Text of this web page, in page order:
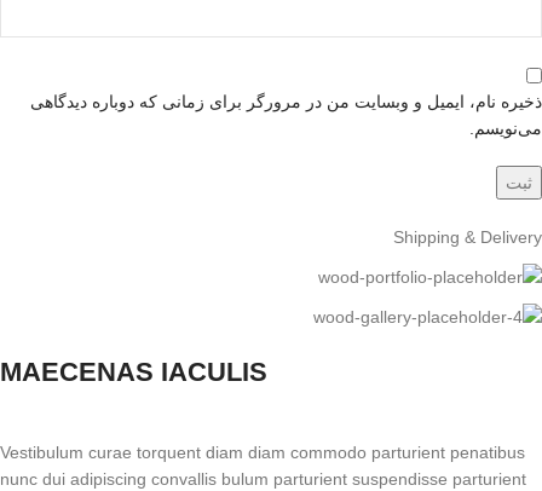
ذخیره نام، ایمیل و وبسایت من در مرورگر برای زمانی که دوباره دیدگاهی
می‌نویسم.
Shipping & Delivery
MAECENAS IACULIS
Vestibulum curae torquent diam diam commodo parturient penatibus
nunc dui adipiscing convallis bulum parturient suspendisse parturient